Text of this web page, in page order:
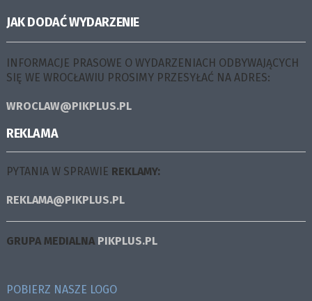
JAK DODAĆ WYDARZENIE
INFORMACJE PRASOWE O WYDARZENIACH ODBYWAJĄCYCH
SIĘ WE WROCŁAWIU PROSIMY PRZESYŁAĆ NA ADRES:
WROCLAW@PIKPLUS.PL
REKLAMA
PYTANIA W SPRAWIE REKLAMY:
REKLAMA@PIKPLUS.PL
GRUPA MEDIALNA PIKPLUS.PL
POBIERZ NASZE LOGO